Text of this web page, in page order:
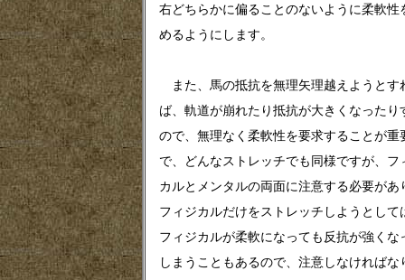
右どちらかに偏ることのないように柔軟性
めるようにします。
また、馬の抵抗を無理矢理越えようとす
ば、軌道が崩れたり抵抗が大きくなったり
ので、無理なく柔軟性を要求することが重
で、どんなストレッチでも同様ですが、フ
カルとメンタルの両面に注意する必要があ
フィジカルだけをストレッチしようとして
フィジカルが柔軟になっても反抗が強くな
しまうこともあるので、注意しなければな